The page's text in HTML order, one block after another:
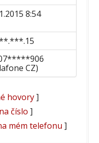
8:54
CZ)
hovory]
číslo ]
mém telefonu ]